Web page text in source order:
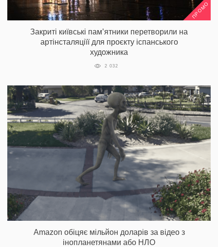
ПРОМО
Закриті київські пам’ятники перетворили на
артінсталяціїї для проєкту іспанського
художника
2 032
Amazon обіцяє мільйон доларів за відео з
інопланетянами або НЛО